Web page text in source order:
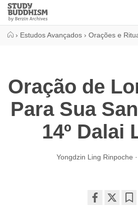
Close
Study
Buddhism
› Estudos Avançados › Orações e
Oração de
Para Sua
14º Dalai
Yongdzin Ling Rinpoche